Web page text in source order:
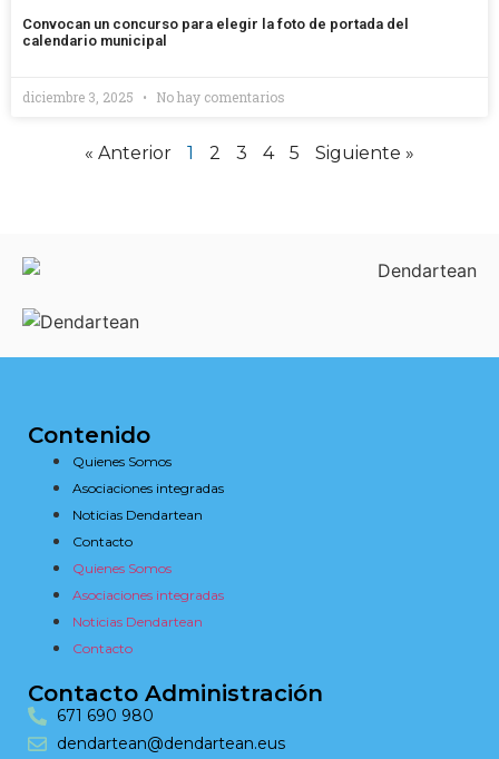
Convocan un concurso para elegir la foto de portada del
calendario municipal
diciembre 3, 2025 No hay comentarios
« Anterior 1 2 3 4 5 Siguiente »
Contenido
Quienes Somos
Asociaciones integradas
Noticias Dendartean
Contacto
Quienes Somos
Asociaciones integradas
Noticias Dendartean
Contacto
Contacto Administración
671 690 980
dendartean@dendartean.eus